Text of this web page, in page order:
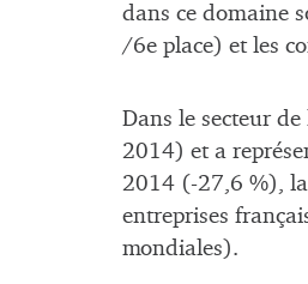
dans ce domaine
/6e place) et les
Dans le secteur
2014) et a
2014 (-27,6 %),
entreprises
mondiales).